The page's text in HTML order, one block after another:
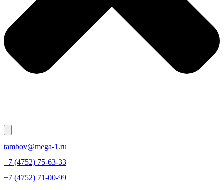
tambov@mega-1.ru
+7 (4752) 75-63-33
+7 (4752) 71-00-99